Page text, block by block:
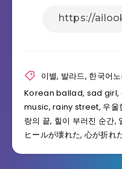
이별, 발라드, 한국어
Korean ballad, sad
music, rainy street, 우울
랑의 끝, 힐이 부러진 순간,
ヒールが壊れた, 心が折れ